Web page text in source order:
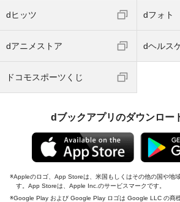
dヒッツ dフォト
dアニメストア dヘルス
ドコモスポーツくじ
dブックアプリのダウンロー
Appleのロゴ、App Storeは、米国もしくはその他の国や地
す。App Storeは、Apple Inc.のサービスマークです。
Google Play および Google Play ロゴは Google LLC の商標